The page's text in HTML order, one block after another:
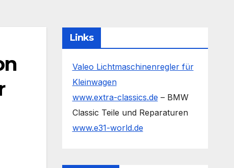
Links
Valeo Lichtmaschinenregler für
Kleinwagen
www.extra-classics.de – BMW
Classic Teile und Reparaturen
www.e31-world.de